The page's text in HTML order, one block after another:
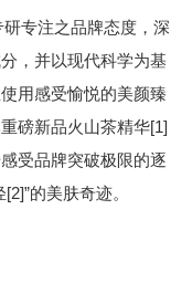
专注之品牌态度，深
，并以现代科学为基
用感受愉悦的美颜臻
磅新品火山茶精华[1]
受品牌突破极限的逐
的美肤奇迹。